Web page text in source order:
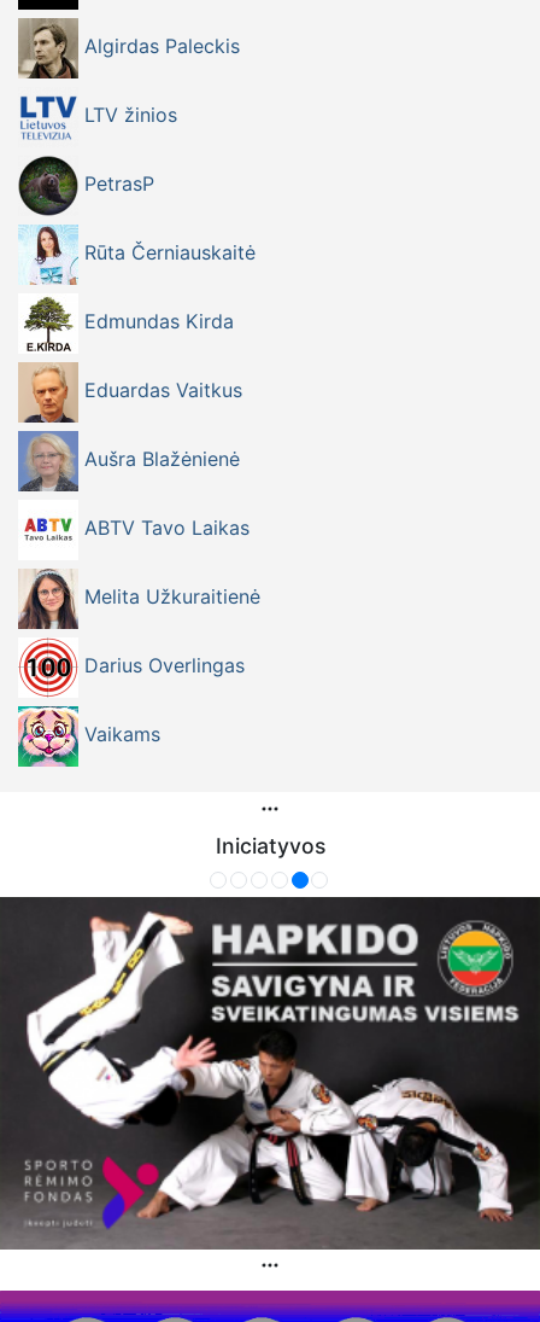
Algirdas Paleckis
LTV žinios
PetrasP
Rūta Černiauskaitė
Edmundas Kirda
Eduardas Vaitkus
Aušra Blažėnienė
ABTV Tavo Laikas
Melita Užkuraitienė
Darius Overlingas
Vaikams
Iniciatyvos